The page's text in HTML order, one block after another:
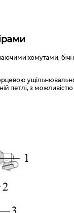
хомутами,
петлі, з